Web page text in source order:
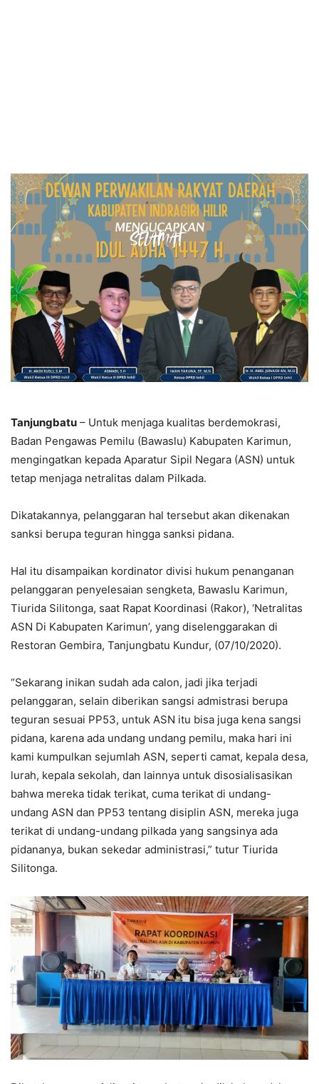
Tanjungbatu – Untuk menjaga kualitas berdemokrasi,
Badan Pengawas Pemilu (Bawaslu) Kabupaten Karimun,
mengingatkan kepada Aparatur Sipil Negara (ASN) untuk
tetap menjaga netralitas dalam Pilkada.
Dikatakannya, pelanggaran hal tersebut akan dikenakan
sanksi berupa teguran hingga sanksi pidana.
Hal itu disampaikan kordinator divisi hukum penanganan
pelanggaran penyelesaian sengketa, Bawaslu Karimun,
Tiurida Silitonga, saat Rapat Koordinasi (Rakor), ‘Netralitas
ASN Di Kabupaten Karimun’, yang diselenggarakan di
Restoran Gembira, Tanjungbatu Kundur, (07/10/2020).
“Sekarang inikan sudah ada calon, jadi jika terjadi
pelanggaran, selain diberikan sangsi admistrasi berupa
teguran sesuai PP53, untuk ASN itu bisa juga kena sangsi
pidana, karena ada undang undang pemilu, maka hari ini
kami kumpulkan sejumlah ASN, seperti camat, kepala desa,
lurah, kepala sekolah, dan lainnya untuk disosialisasikan
bahwa mereka tidak terikat, cuma terikat di undang-
undang ASN dan PP53 tentang disiplin ASN, mereka juga
terikat di undang-undang pilkada yang sangsinya ada
pidananya, bukan sekedar administrasi,” tutur Tiurida
Silitonga.